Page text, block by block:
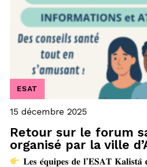
Retour sur le forum
organisé par la ville
ESAT
15 décembre 2025
𝐋𝐞𝐬 𝐞́𝐪𝐮𝐢𝐩𝐞𝐬 𝐝𝐞 𝐥’𝐄𝐒𝐀𝐓